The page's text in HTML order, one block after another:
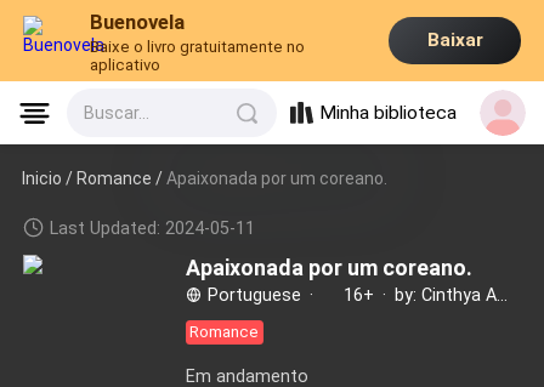
Buenovela
Baixe o livro gratuitamente no
aplicativo
Baixar
Buscar... Minha biblioteca
Inicio /Romance /Apaixonada por um coreano.
Last Updated: 2024-05-11
Apaixonada por um coreano.
Portuguese · 16+ ·
Romance
Em andamento